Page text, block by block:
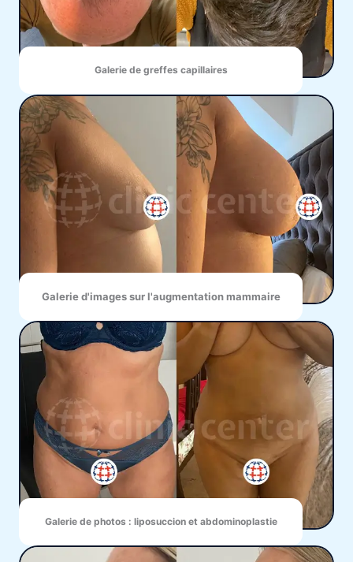
Galerie de greffes capillaires
Galerie d'images sur l'augmentation mammaire
Galerie de photos : liposuccion et abdominoplastie